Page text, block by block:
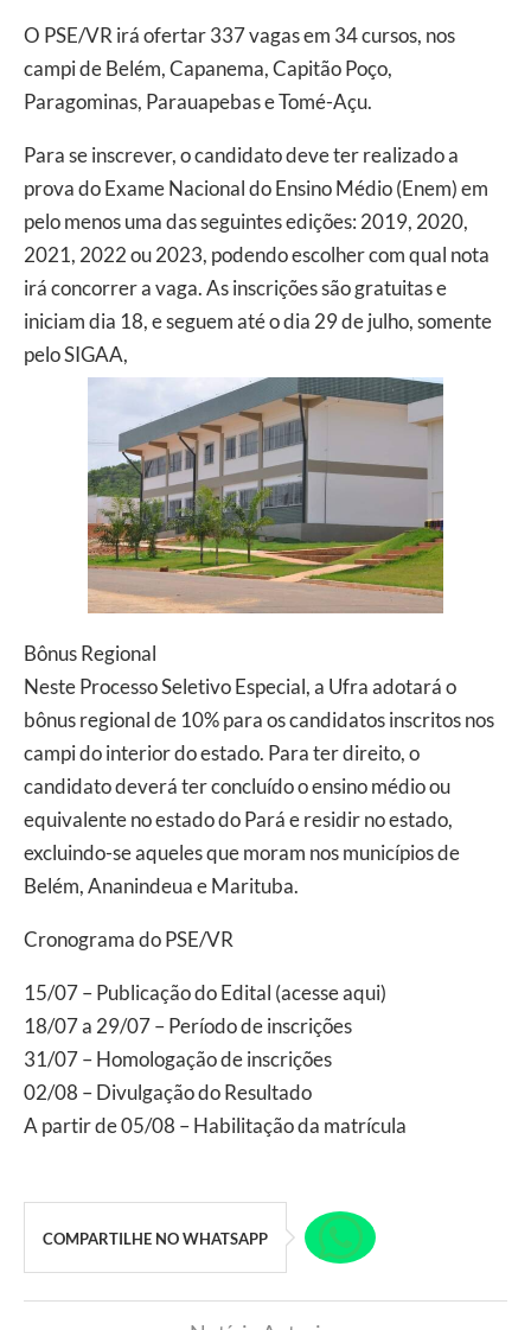
O PSE/VR irá ofertar 337 vagas em 34 cursos, nos
campi de Belém, Capanema, Capitão Poço,
Paragominas, Parauapebas e Tomé-Açu.
Para se inscrever, o candidato deve ter realizado a
prova do Exame Nacional do Ensino Médio (Enem) em
pelo menos uma das seguintes edições: 2019, 2020,
2021, 2022 ou 2023, podendo escolher com qual nota
irá concorrer a vaga. As inscrições são gratuitas e
iniciam dia 18, e seguem até o dia 29 de julho, somente
pelo SIGAA,
Bônus Regional
Neste Processo Seletivo Especial, a Ufra adotará o
bônus regional de 10% para os candidatos inscritos nos
campi do interior do estado. Para ter direito, o
candidato deverá ter concluído o ensino médio ou
equivalente no estado do Pará e residir no estado,
excluindo-se aqueles que moram nos municípios de
Belém, Ananindeua e Marituba.
Cronograma do PSE/VR
15/07 – Publicação do Edital (acesse aqui)
18/07 a 29/07 – Período de inscrições
31/07 – Homologação de inscrições
02/08 – Divulgação do Resultado
A partir de 05/08 – Habilitação da matrícula
COMPARTILHE NO WHATSAPP